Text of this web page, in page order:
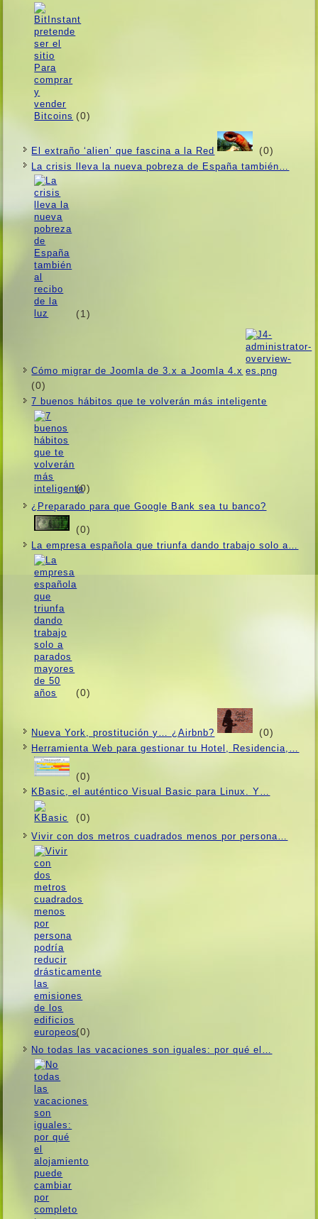
(0)
El extraño ‘alien’ que fascina a la Red (0)
La crisis lleva la nueva pobreza de España también…
(1)
Cómo migrar de Joomla de 3.x a Joomla 4.x
(0)
7 buenos hábitos que te volverán más inteligente
(0)
¿Preparado para que Google Bank sea tu banco?
(0)
La empresa española que triunfa dando trabajo solo a…
(0)
Nueva York, prostitución y… ¿Airbnb? (0)
Herramienta Web para gestionar tu Hotel, Residencia,…
(0)
KBasic, el auténtico Visual Basic para Linux. Y…
(0)
Vivir con dos metros cuadrados menos por persona…
(0)
No todas las vacaciones son iguales: por qué el…